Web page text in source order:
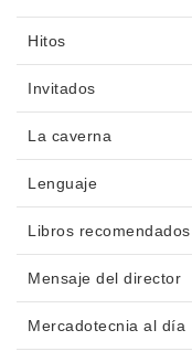
Hitos
Invitados
La caverna
Lenguaje
Libros recomendados
Mensaje del director
Mercadotecnia al día